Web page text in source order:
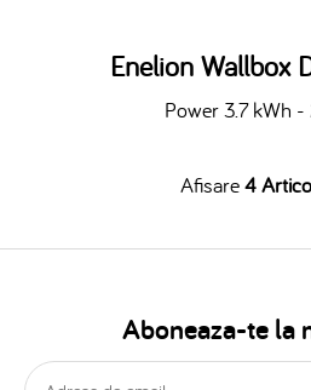
Enelion Wallbox
Power 3.7 kWh
Afisare4
Aboneaza-te la